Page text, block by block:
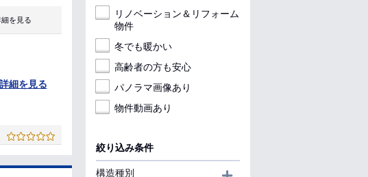
を見る
詳細を見る
リノベーション＆リフォーム
物件
冬でも暖かい
高齢者の方も安心
パノラマ画像あり
物件動画あり
絞り込み条件
構造種別